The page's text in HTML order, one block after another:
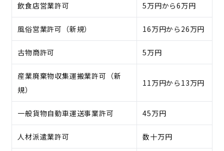
飲食店営業許可 5万円から6万円
風俗営業許可（新規） 16万円から26万円
古物商許可 5万円
産業廃棄物収集運搬業許可（新
規）
11万円から13万円
一般貨物自動車運送事業許可 45万円
人材派遣業許可 数十万円